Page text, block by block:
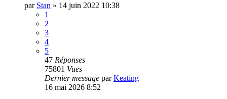
par Stan » 14 juin 2022 10:38
1
2
3
4
5
47 Réponses
75801 Vues
Dernier message parKeating
16 mai 2026 8:52